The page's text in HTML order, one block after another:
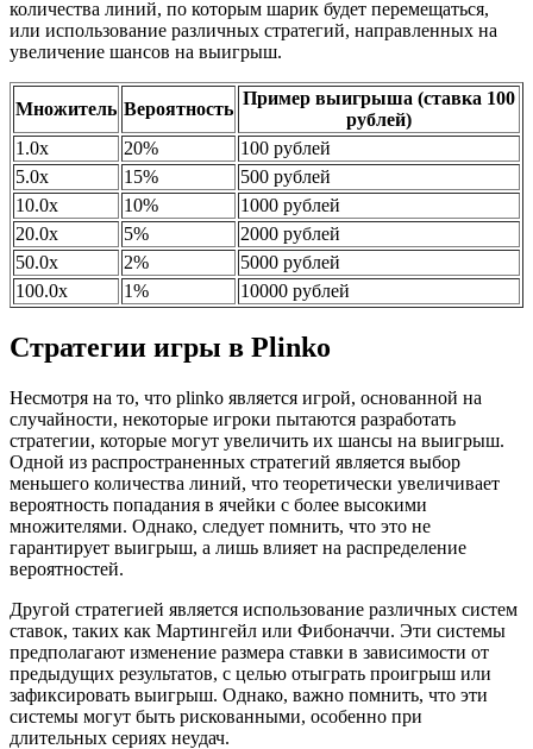
количества линий, по которым шарик будет перемещаться,
или использование различных стратегий, направленных на
увеличение шансов на выигрыш.
Множитель Вероятность
Пример выигрыша (ставка 100
рублей)
1.0x
20%
100 рублей
5.0x
15%
500 рублей
10.0x
10%
1000 рублей
20.0x
5%
2000 рублей
50.0x
2%
5000 рублей
100.0x
1% 10000 рублей
Стратегии игры в Plinko
Несмотря на то, что plinko является игрой, основанной на
случайности, некоторые игроки пытаются разработать
стратегии, которые могут увеличить их шансы на выигрыш.
Одной из распространенных стратегий является выбор
меньшего количества линий, что теоретически увеличивает
вероятность попадания в ячейки с более высокими
множителями. Однако, следует помнить, что это не
гарантирует выигрыш, а лишь влияет на распределение
вероятностей.
Другой стратегией является использование различных систем
ставок, таких как Мартингейл или Фибоначчи. Эти системы
предполагают изменение размера ставки в зависимости от
предыдущих результатов, с целью отыграть проигрыш или
зафиксировать выигрыш. Однако, важно помнить, что эти
системы могут быть рискованными, особенно при
длительных сериях неудач.